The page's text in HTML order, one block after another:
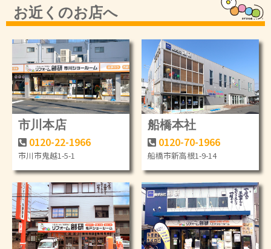
お近くのお店へ
市川本店
0120-22-1966
市川市鬼越1-5-1
船橋本社
0120-70-1966
船橋市新高根1-9-14